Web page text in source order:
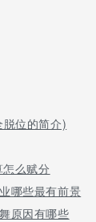
位的简介)
么赋分
哪些最有前景
原因有哪些